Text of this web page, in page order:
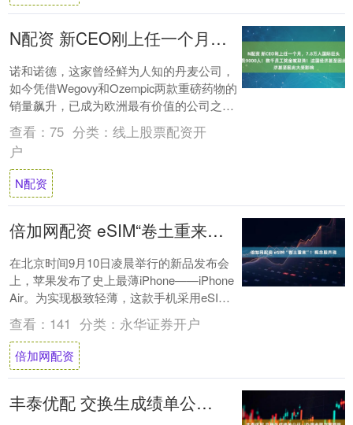
N配资 新CEO刚上任一个月，7.8万人国际巨头宣布：裁员9000人！数千员工奖金被取消！这国经济甚至因此大受影响
诺和诺德，这家曾经鲜为人知的丹麦公司，
如今凭借Wegovy和Ozempic两款重磅药物的
销量飙升，已成为欧洲最有价值的公司之
一。 但随着全球市场的变化，这家明星....
查看： 75 分类： 线上股票配资开
户
N配资
倍加网配资 eSIM“卷土重来”！概念股齐涨
在北京时间9月10日凌晨举行的新品发布会
上，苹果发布了史上最薄iPhone——iPhone
Air。为实现极致轻薄，这款手机采用eSIM
设计以节省内部空间。据苹....
查看： 141 分类： 永华证券开户
倍加网配资
丰泰优配 交换生成绩单公证：办理步骤与重要性